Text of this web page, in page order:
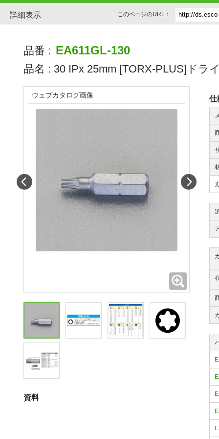
詳細表示 このページのURL：
品番 : EA611GL-130
品名 : 30 IPx 25mm [TORX-PLUS]ドラ
仕
ウェブカタログ画像
資料